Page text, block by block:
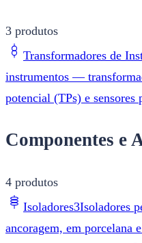
3 produtos
Transformadores de
instrumentos —
potencial (TPs) e sensores
Componentes e
4 produtos
Isoladores3Isoladores
ancoragem, em porcelana